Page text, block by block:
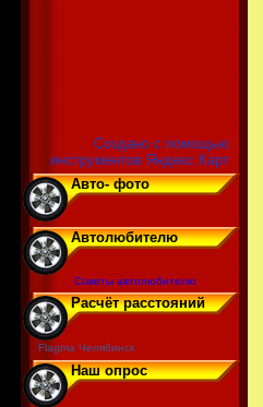
Создано с помощью
инструментов Яндекс.Карт
Авто- фото
Автолюбителю
Советы автолюбителю
Расчёт расстояний
Flagma Челябинск
Наш опрос